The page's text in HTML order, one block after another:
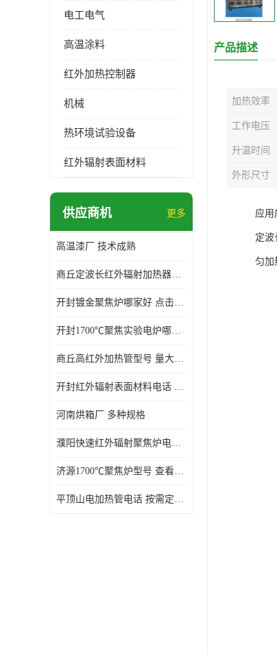
电工电气
高温涂料
红外加热控制器
机械
热环境试验设备
红外辐射表面材料
供应商机 更多
高温漆厂 技术成熟
商丘定波长红外辐射加热器厂家 安装简单
开封镀金聚焦炉哪家好 点击了解 标志明显
开封1700℃聚焦实验电炉哪家好 维护 实用性强
商丘高红外加热管型号 量大价优
开封红外辐射表面材料电话 操作方便 操作灵活
河南烘箱厂 多种规格
濮阳快速红外辐射聚焦炉电话 性能稳定
济源1700℃聚焦炉型号 查看详情
平顶山电加热管电话 按需定制 大量现货
产品描述
加热效率
工作电压
升温时间
外形尺寸
应用
定波
匀加